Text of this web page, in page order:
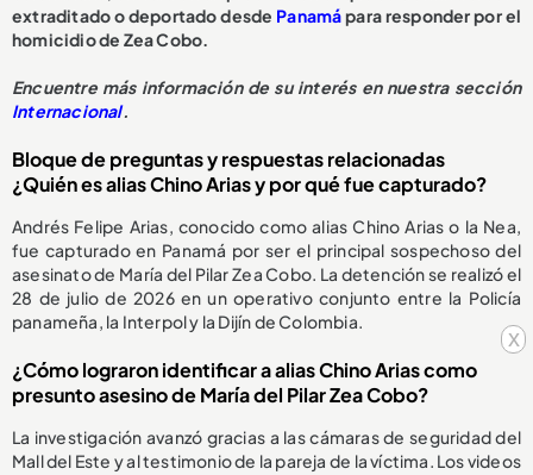
x
extraditado o deportado desde Panamápara responder por el
homicidio de Zea Cobo.
Encuentre más información de su interés en nuestra sección
Internacional.
Bloque de preguntas y respuestas relacionadas
¿Quién es alias Chino Arias y por qué fue capturado?
Andrés Felipe Arias, conocido como alias Chino Arias o la Nea,
fue capturado en Panamá por ser el principal sospechoso del
asesinato de María del Pilar Zea Cobo. La detención se realizó el
28 de julio de 2026 en un operativo conjunto entre la Policía
panameña, la Interpol y la Dijín de Colombia.
¿Cómo lograron identificar a alias Chino Arias como
presunto asesino de María del Pilar Zea Cobo?
La investigación avanzó gracias a las cámaras de seguridad del
Mall del Este y al testimonio de la pareja de la víctima. Los videos